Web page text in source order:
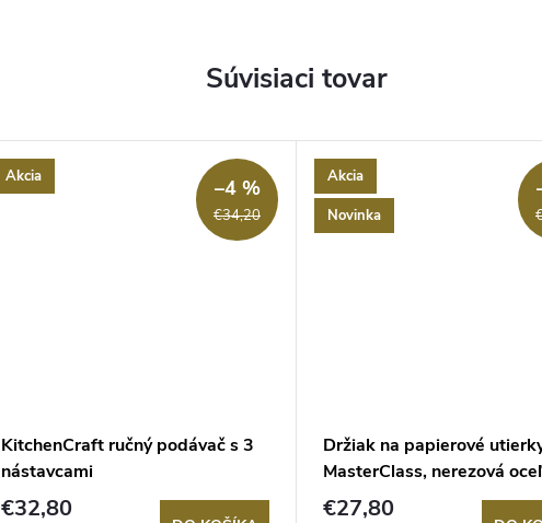
Súvisiaci tovar
Akcia
€34,20
–4 %
KitchenCraft ručný podávač s 3
nástavcami
€32,80
Akcia
Novinka
Držiak na papierové
MasterClass, nerezová oceľ
€27,80